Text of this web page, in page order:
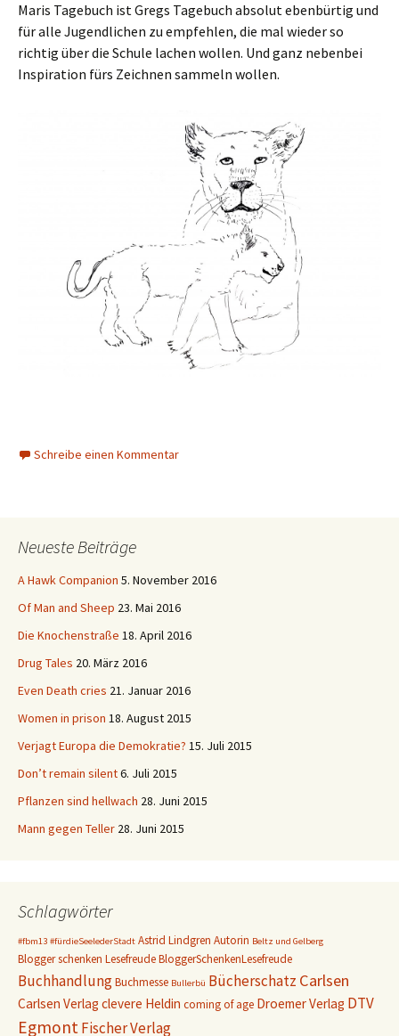
Maris Tagebuch ist Gregs Tagebuch absolut ebenbürtig und
für alle Jugendlichen zu empfehlen, die mal wieder so
richtig über die Schule lachen wollen. Und ganz nebenbei
Inspiration fürs Zeichnen sammeln wollen.
Schreibe einen Kommentar
Neueste Beiträge
A Hawk Companion 5. November 2016
Of Man and Sheep 23. Mai 2016
Die Knochenstraße 18. April 2016
Drug Tales 20. März 2016
Even Death cries 21. Januar 2016
Women in prison 18. August 2015
Verjagt Europa die Demokratie? 15. Juli 2015
Don’t remain silent6. Juli 2015
Pflanzen sind hellwach 28. Juni 2015
Mann gegen Teller 28. Juni 2015
Schlagwörter
#fbm13 #fürdieSeelederStadt Astrid Lindgren Autorin Beltz und Gelberg
Blogger schenken LesefreudeBloggerSchenkenLesefreude
BuchhandlungBuchmesse Bullerbü Bücherschatz Carlsen
Carlsen Verlag clevere Heldin coming of age Droemer Verlag DTV
EgmontFischer Verlag